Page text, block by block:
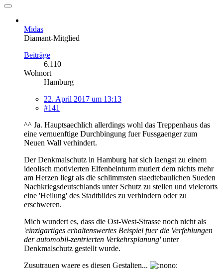
Midas
Diamant-Mitglied
Beiträge
6.110
Wohnort
Hamburg
22. April 2017 um 13:13
#141
^^ Ja. Hauptsaechlich allerdings wohl das Treppenhaus das
eine vernuenftige Durchbingung fuer Fussgaenger zum
Neuen Wall verhindert.
Der Denkmalschutz in Hamburg hat sich laengst zu einem
ideolisch motivierten Elfenbeinturm mutiert dem nichts mehr
am Herzen liegt als die schlimmsten staedtebaulichen Sueden
Nachkriegsdeutschlands unter Schutz zu stellen und vielerorts
eine 'Heilung' des Stadtbildes zu verhindern oder zu
erschweren.
Mich wundert es, dass die Ost-West-Strasse noch nicht als
'einzigartiges erhaltenswertes Beispiel fuer die Verfehlungen
der automobil-zentrierten Verkehrsplanung'unter
Denkmalschutz gestellt wurde.
Zusutrauen waere es diesen Gestalten...